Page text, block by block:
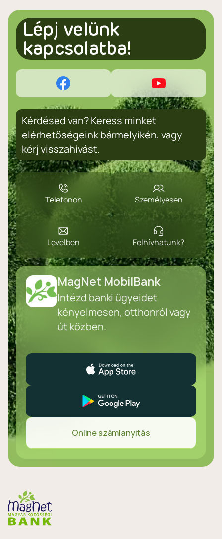
Lépj velünk
kapcsolatba!
Kérdésed van? Keress minket
elérhetőségeink bármelyikén, vagy
kérj visszahívást.
Telefonon Személyesen
Levélben Felhívhatunk?
MagNet MobilBank
Intézd banki ügyeidet
kényelmesen, otthonról vagy
út közben.
Online számlanyitás